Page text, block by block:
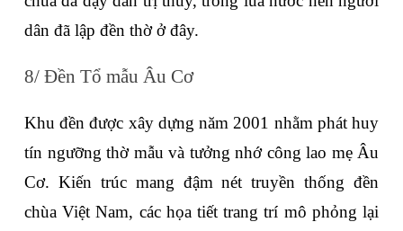
dân đã lập đền thờ ở đây.
8/ Đền Tổ mẫu Âu Cơ
Khu đền được xây dựng năm 2001 nhằm phát huy
tín ngưỡng thờ mẫu và tưởng nhớ công lao mẹ Âu
Cơ. Kiến trúc mang đậm nét truyền thống đền
chùa Việt Nam, các họa tiết trang trí mô phỏng lại